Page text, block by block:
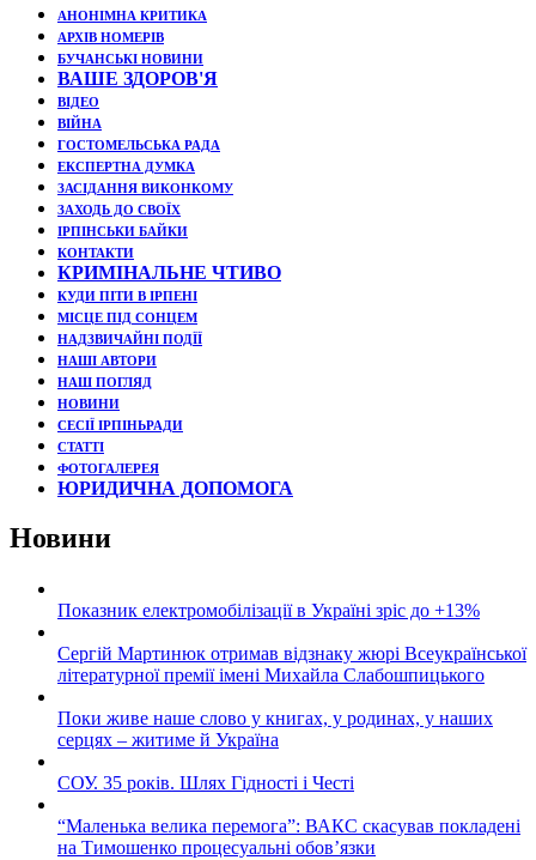
АНОНІМНА КРИТИКА
АРХІВ НОМЕРІВ
БУЧАНСЬКІ НОВИНИ
ВАШЕ ЗДОРОВ'Я
ВІДЕО
ВІЙНА
ГОСТОМЕЛЬСЬКА РАДА
ЕКСПЕРТНА ДУМКА
ЗАСІДАННЯ ВИКОНКОМУ
ЗАХОДЬ ДО СВОЇХ
ІРПІНСЬКИ БАЙКИ
КОНТАКТИ
КРИМІНАЛЬНЕ ЧТИВО
КУДИ ПІТИ В ІРПЕНІ
МІСЦЕ ПІД СОНЦЕМ
НАДЗВИЧАЙНІ ПОДЇЇ
НАШІ АВТОРИ
НАШ ПОГЛЯД
НОВИНИ
СЕСІЇ ІРПІНЬРАДИ
СТАТТІ
ФОТОГАЛЕРЕЯ
ЮРИДИЧНА ДОПОМОГА
Новини
Показник електромобілізації в Україні зріс до +13%
Сергій Мартинюк отримав відзнаку жюрі Всеукраїнської
літературної премії імені Михайла Слабошпицького
Поки живе наше слово у книгах, у родинах, у наших
серцях – житиме й Україна
СОУ. 35 років. Шлях Гідності і Честі
“Маленька велика перемога”: ВАКС скасував покладені
на Тимошенко процесуальні обов’язки